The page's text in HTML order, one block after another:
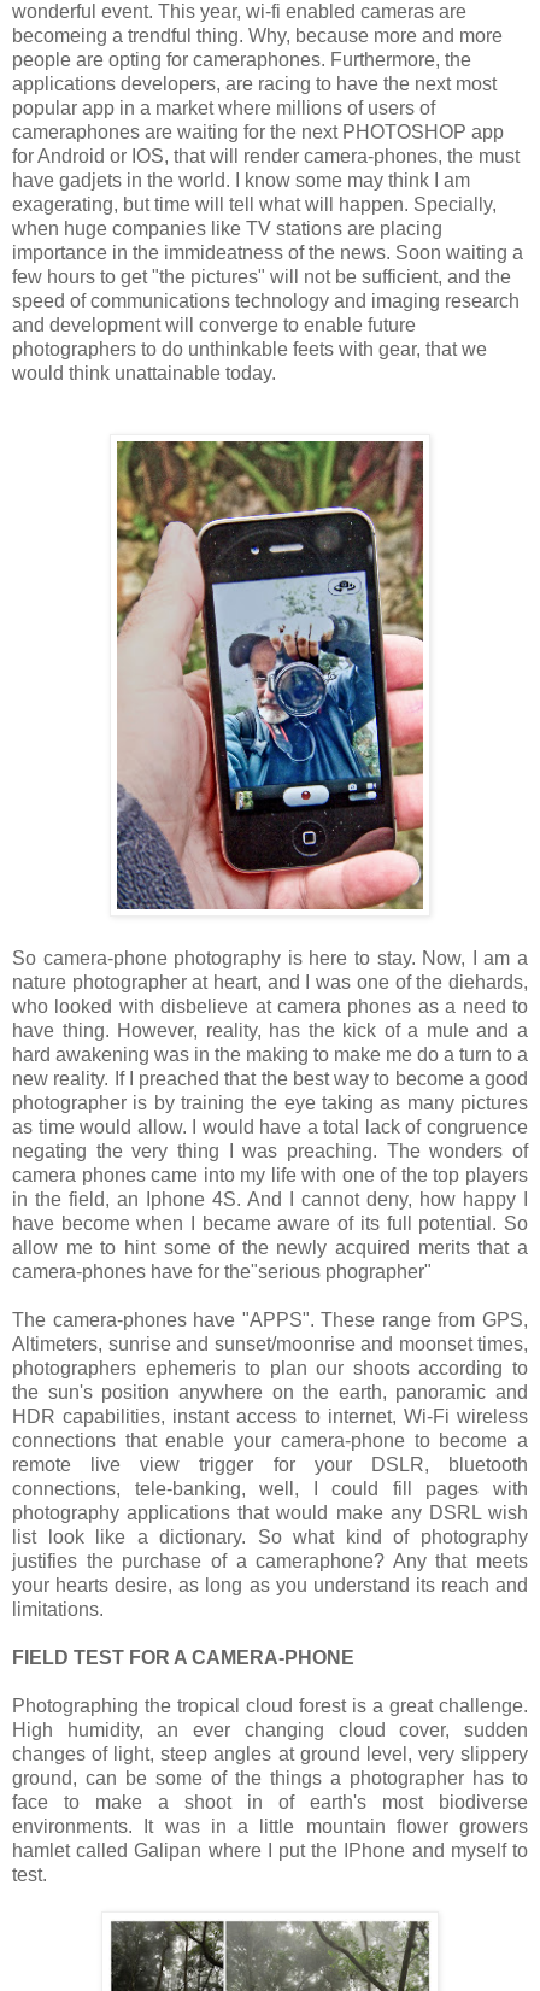
wonderful event. This year, wi-fi enabled cameras are
becomeing a trendful thing. Why, because more and more
people are opting for cameraphones. Furthermore, the
applications developers, are racing to have the next most
popular app in a market where millions of users of
cameraphones are waiting for the next PHOTOSHOP app
for Android or IOS, that will render camera-phones, the must
have gadjets in the world. I know some may think I am
exagerating, but time will tell what will happen. Specially,
when huge companies like TV stations are placing
importance in the immideatness of the news. Soon waiting a
few hours to get "the pictures" will not be sufficient, and the
speed of communications technology and imaging research
and development will converge to enable future
photographers to do unthinkable feets with gear, that we
would think unattainable today.
So camera-phone photography is here to stay. Now, I am a
nature photographer at heart, and I was one of the diehards,
who looked with disbelieve at camera phones as a need to
have thing. However, reality, has the kick of a mule and a
hard awakening was in the making to make me do a turn to a
new reality. If I preached that the best way to become a good
photographer is by training the eye taking as many pictures
as time would allow. I would have a total lack of congruence
negating the very thing I was preaching. The wonders of
camera phones came into my life with one of the top players
in the field, an Iphone 4S. And I cannot deny, how happy I
have become when I became aware of its full potential. So
allow me to hint some of the newly acquired merits that a
camera-phones have for the"serious phographer"
The camera-phones have "APPS". These range from GPS,
Altimeters, sunrise and sunset/moonrise and moonset times,
photographers ephemeris to plan our shoots according to
the sun's position anywhere on the earth, panoramic and
HDR capabilities, instant access to internet, Wi-Fi wireless
connections that enable your camera-phone to become a
remote live view trigger for your DSLR, bluetooth
connections, tele-banking, well, I could fill pages with
photography applications that would make any DSRL wish
list look like a dictionary. So what kind of photography
justifies the purchase of a cameraphone? Any that meets
your hearts desire, as long as you understand its reach and
limitations.
FIELD TEST FOR A CAMERA-PHONE
Photographing the tropical cloud forest is a great challenge.
High humidity, an ever changing cloud cover, sudden
changes of light, steep angles at ground level, very slippery
ground, can be some of the things a photographer has to
face to make a shoot in of earth's most biodiverse
environments. It was in a little mountain flower growers
hamlet called Galipan where I put the IPhone and myself to
test.